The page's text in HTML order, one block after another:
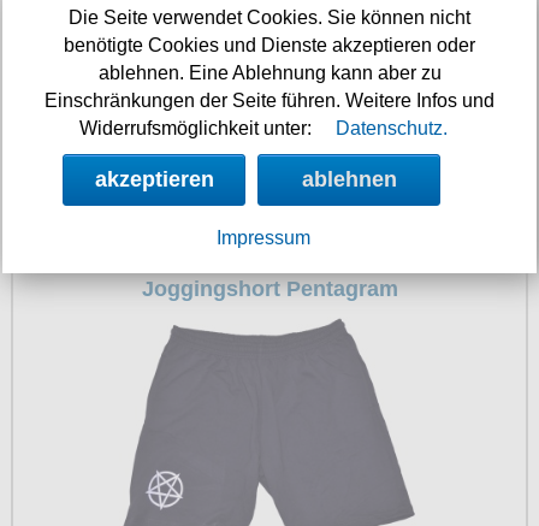
49.90 €
Joggingshort Pentagram
Die Seite verwendet Cookies. Sie können nicht
benötigte Cookies und Dienste akzeptieren oder
ablehnen. Eine Ablehnung kann aber zu
Einschränkungen der Seite führen. Weitere Infos und
Widerrufsmöglichkeit unter:
Datenschutz.
akzeptieren ablehnen
Impressum